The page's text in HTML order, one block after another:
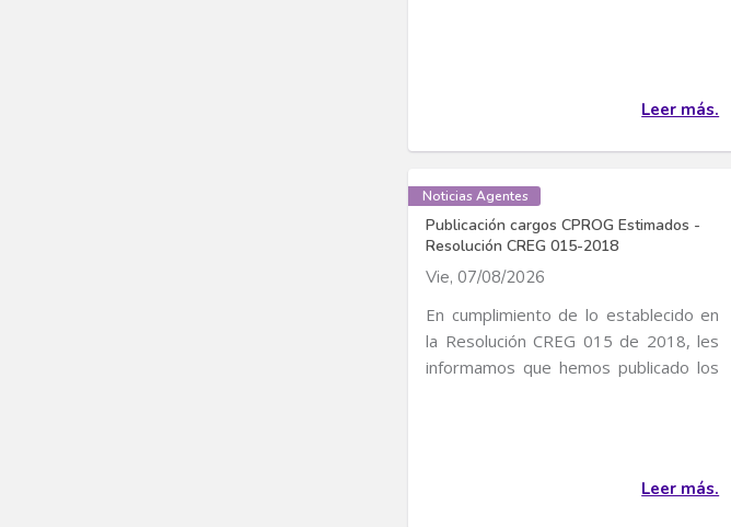
Leer más.
Noticias Agentes
Publicación cargos CPROG Estimados -
Resolución CREG 015-2018
Vie, 07/08/2026
En cumplimiento de lo establecido en
la Resolución CREG 015 de 2018, les
informamos que hemos publicado los
Leer más.